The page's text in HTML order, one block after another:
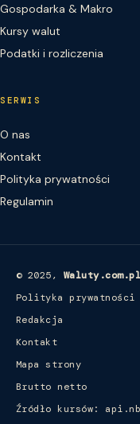
Gospodarka & Makro
Kursy walut
Podatki i rozliczenia
SERWIS
O nas
Kontakt
Polityka prywatności
Regulamin
© 2025, Waluty.com.pl
Polityka prywatności
Redakcja
Kontakt
Mapa strony
Brutto netto
Źródło kursów: